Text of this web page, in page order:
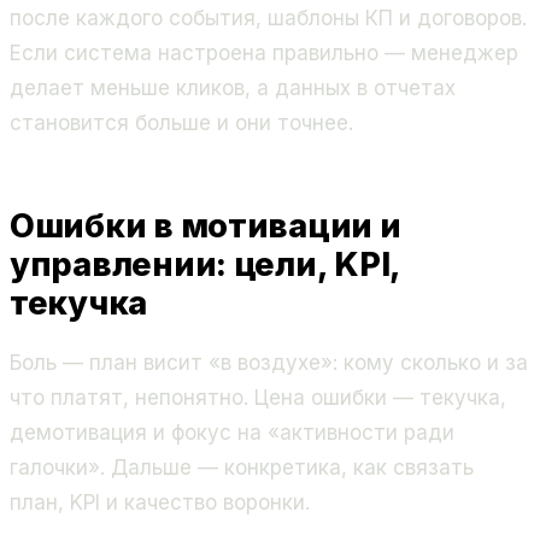
после каждого события, шаблоны КП и договоров.
Если система настроена правильно — менеджер
делает меньше кликов, а данных в отчетах
становится больше и они точнее.
Ошибки в мотивации и
управлении: цели, KPI,
текучка
Боль — план висит «в воздухе»: кому сколько и за
что платят, непонятно. Цена ошибки — текучка,
демотивация и фокус на «активности ради
галочки». Дальше — конкретика, как связать
план, KPI и качество воронки.